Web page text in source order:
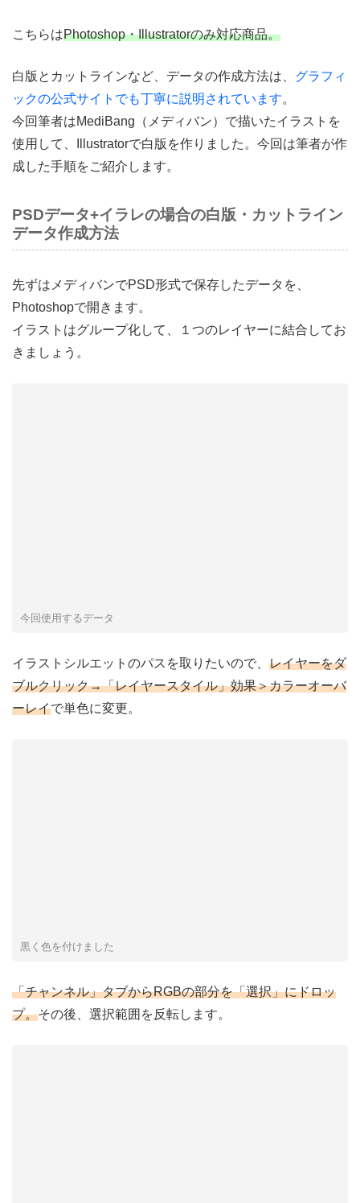
こちらはPhotoshop・Illustratorのみ対応商品。
白版とカットラインなど、データの作成方法は、 グラフィ
ックの公式サイトでも丁寧に説明されています。
今回筆者はMediBang（メディバン）で描いたイラストを
使用して、Illustratorで白版を作りました。今回は筆者が作
成した手順をご紹介します。
PSDデータ+イラレの場合の白版・カットライン
データ作成方法
先ずはメディバンでPSD形式で保存したデータを、
Photoshopで開きます。
イラストはグループ化して、１つのレイヤーに結合してお
きましょう。
今回使用するデータ
イラストシルエットのパスを取りたいので、 レイヤーをダ
ブルクリック→「レイヤースタイル」効果＞カラーオーバ
ーレイで単色に変更。
黒く色を付けました
「チャンネル」タブからRGBの部分を「選択」にドロッ
プ。その後、選択範囲を反転します。